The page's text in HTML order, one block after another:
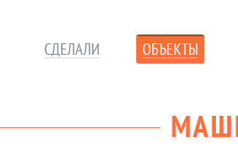
СДЕЛАЛИ ОБЪЕКТЫ